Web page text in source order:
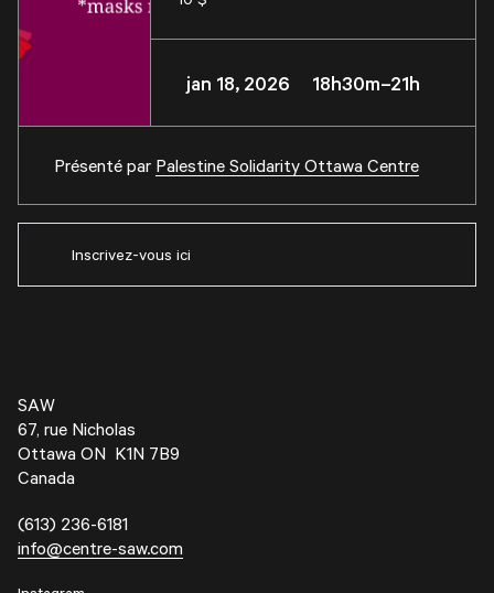
jan 18, 2026 18h30m–21h
Présenté par Palestine Solidarity Ottawa Centre
Inscrivez-vous ici
SAW
67, rue Nicholas
Ottawa ON K1N 7B9
Canada
(613) 236-6181
info@centre-saw.com